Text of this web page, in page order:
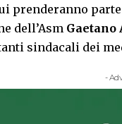
prenderanno
dell’Asm Gaetano
sindacali dei
-